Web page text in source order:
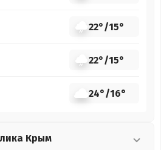
22°/15°
22°/15°
24°/16°
Крым